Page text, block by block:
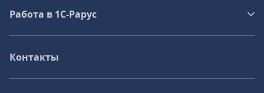
Работа в 1С‑Рарус
Контакты